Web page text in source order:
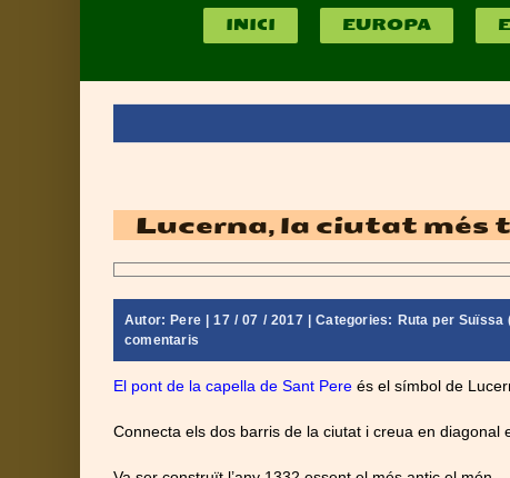
INICI EUROPA
Lucerna, la ciutat més
Autor: Pere | 17 / 07 / 2017 | Categories: Ruta per Suïssa
comentaris
El pont de la capella de Sant Pere és el símbol de
Connecta els dos barris de la ciutat i creua en diagonal